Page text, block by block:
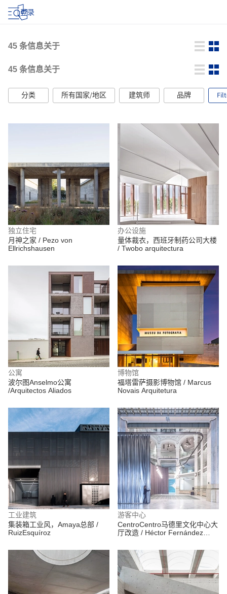
登录
45 条信息关于
45 条信息关于
分类 所有国家/地区 建筑师 品牌
独立住宅
月神之家 / Pezo von
Ellrichshausen
办公设施
量体裁衣，西班牙制药公司大楼
/ Twobo arquitectura
公寓
波尔图Anselmo公寓
/Arquitectos Aliados
博物馆
福塔雷萨摄影博物馆 / Marcus
Novais Arquitetura
工业建筑
集装箱工业风，Amaya总部 /
RuizEsquíroz
游客中心
CentroCentro马德里文化中心大
厅改造 / Héctor Fernández